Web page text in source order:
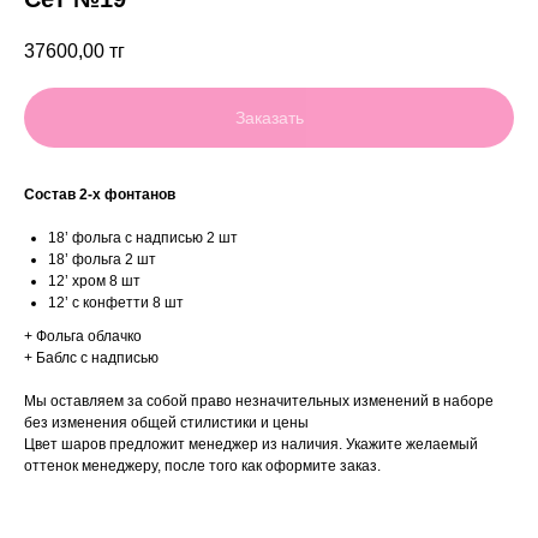
37600,00 тг
Заказать
Состав 2-х фонтанов
18’ фольга с надписью 2 шт
18’ фольга 2 шт
12’ хром 8 шт
12’ с конфетти 8 шт
+ Фольга облачко
+ Баблс с надписью
Мы оставляем за собой право незначительных изменений в наборе
без изменения общей стилистики и цены
Цвет шаров предложит менеджер из наличия. Укажите желаемый
оттенок менеджеру, после того как оформите заказ.